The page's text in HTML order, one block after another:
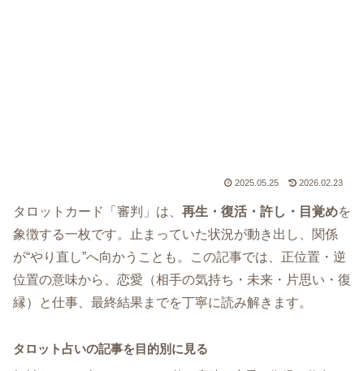
2025.05.25 2026.02.23
タロットカード「審判」は、 再生・復活・許し・目覚めを
象徴する一枚です。止まっていた状況が動き出し、関係
が“やり直し”へ向かうことも。この記事では、正位置・逆
位置の意味から、恋愛（相手の気持ち・未来・片思い・復
縁）と仕事、最終結果までを丁寧に読み解きます。
タロット占いの記事を目的別に見る